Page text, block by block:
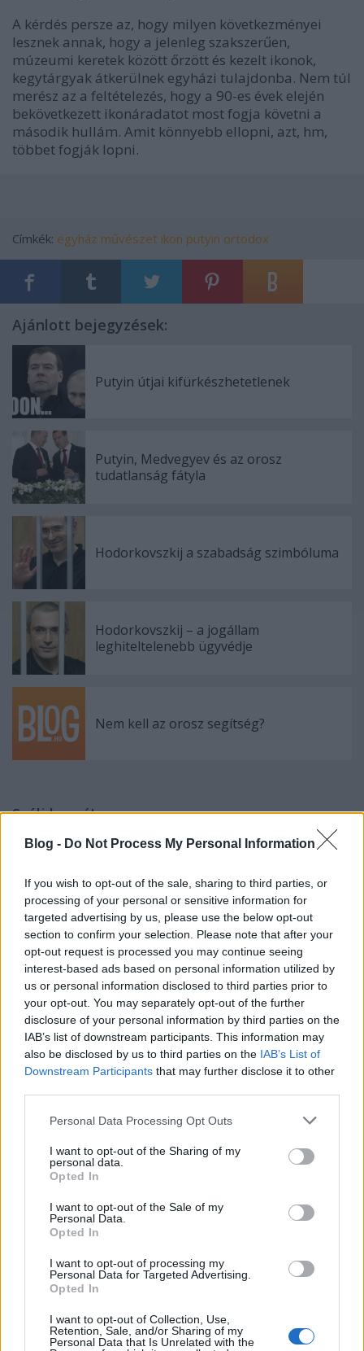
Blog - Do Not Process My Personal Information
If you wish to opt-out of the sale, sharing to third parties, or
processing of your personal or sensitive information for
targeted advertising by us, please use the below opt-out
section to confirm your selection. Please note that after your
opt-out request is processed you may continue seeing
interest-based ads based on personal information utilized by
us or personal information disclosed to third parties prior to
your opt-out. You may separately opt-out of the further
disclosure of your personal information by third parties on the
IAB’s list of downstream participants. This information may
also be disclosed by us to third parties on the IAB’s List of
Downstream Participants that may further disclose it to other
Please note that this website/app uses one or more Google
not limited to your visit or usage behaviour. You may click to
grant or deny consent to Google and its third-party tags to
use your data for below specified purposes in below Google
consent section.
Personal Data Processing Opt Outs
I want to opt-out of the Sharing of my
personal data.
Opted In
I want to opt-out of the Sale of my
Personal Data.
Opted In
I want to opt-out of processing my
Personal Data for Targeted Advertising.
Opted In
I want to opt-out of Collection, Use,
Retention, Sale, and/or Sharing of my
Personal Data that Is Unrelated with the
A kérdés persze az, hogy milyen következményei
lesznek annak, hogy a jelenleg szakszerűen,
múzeumi keretek között őrzött és kezelt ikonok,
kegytárgyak átkerülnek egyházi tulajdonba. Nem túl
merész az a feltételezés, hogy a 90-es évek elején
bekövetkezett ikonáradatot most fogja követni a
második hullám. Amit könnyebb ellopni, azt, hm,
többet fogják lopni.
Címkék: egyház művészet ikon putyin ortodox
Ajánlott bejegyzések:
Putyin útjai kifürkészhetetlenek
Putyin, Medvegyev és az orosz
tudatlanság fátyla
Hodorkovszkij a szabadság szimbóluma
Hodorkovszkij – a jogállam
leghiteltelenebb ügyvédje
Nem kell az orosz segítség?
Szólj hozzá!
A hozzászóláshoz be kell lépned!
VAGY
Zoltan895
16 éve
lol, nevetséges az érvelésed... azért ne adjunk vissza
valamit a jogos tulajdonosnak, mert ö ugy sem tud
olyan jól vigyázni rá mint a tolvaj...
Zoltan895
16 éve
az a normális, ha az eddigi szélsőséges
szekuralizáció csak a 20. század kilengése marad. A